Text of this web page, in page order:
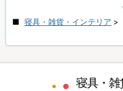
寝具・雑貨・インテリア >
寝具・